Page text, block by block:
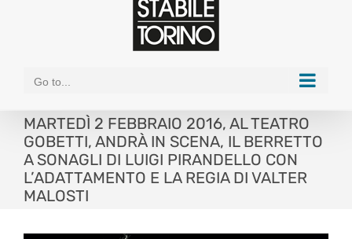
Go to...
MARTEDÌ 2 FEBBRAIO 2016, AL TEATRO
GOBETTI, ANDRÀ IN SCENA, IL BERRETTO
A SONAGLI DI LUIGI PIRANDELLO CON
L’ADATTAMENTO E LA REGIA DI VALTER
MALOSTI